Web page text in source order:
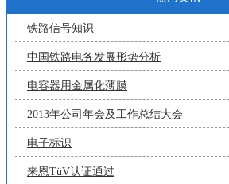
铁路信号知识
中国铁路电务发展形势分析
电容器用金属化薄膜
2013年公司年会及工作总结大会
电子标识
来恩TüV认证通过